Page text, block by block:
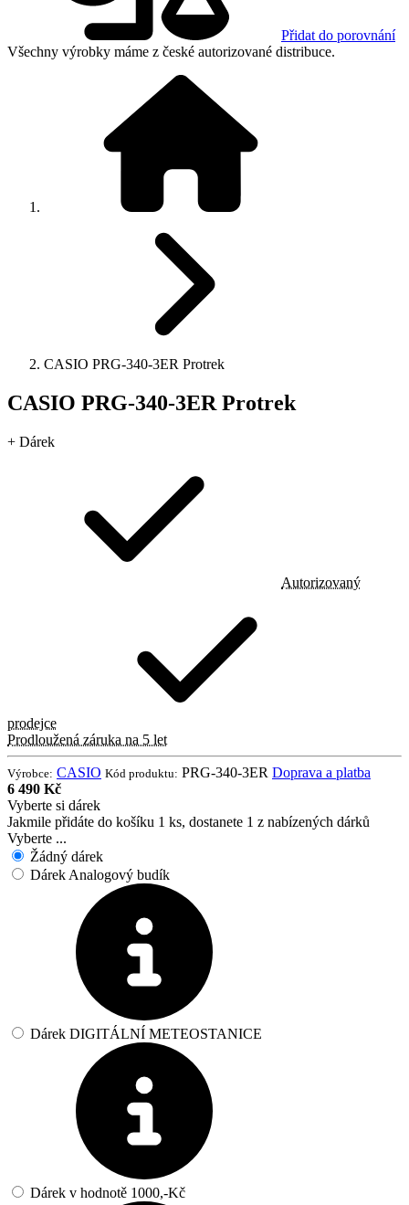
Přidat do porovnání
Všechny výrobky máme z české autorizované distribuce.
CASIO PRG-340-3ER Protrek
CASIO PRG-340-3ER Protrek
+ Dárek
Autorizovaný
prodejce
Prodloužená záruka na 5 let
Výrobce: CASIO Kód produktu: PRG-340-3ER Doprava a platba
6 490 Kč
Vyberte si dárek
Jakmile přidáte do košíku 1 ks, dostanete 1 z nabízených dárků
Vyberte ...
Žádný dárek
Dárek Analogový budík
Dárek DIGITÁLNÍ METEOSTANICE
Dárek v hodnotě 1000,-Kč